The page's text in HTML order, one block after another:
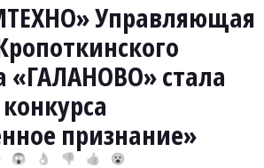
Управляющая
«ГАЛАНОВО» стала
признание»
😱 👌 👎 👍 😮